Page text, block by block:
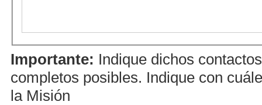
Importante: Indique dichos
completos posibles. Indique con
la Misión